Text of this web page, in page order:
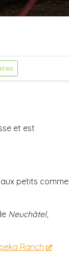
et est
petits comme
Neuchâtel,
Ranch